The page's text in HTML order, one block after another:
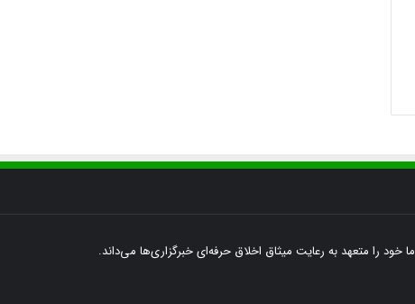
خود را متعهد به رعایت میثاق اخلاق حرفه‌ای خبرگزاری‌ها می‌داند.